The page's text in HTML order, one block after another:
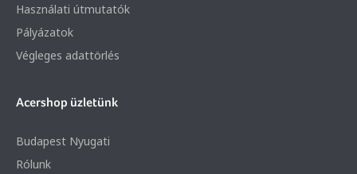
Használati útmutatók
Pályázatok
Végleges adattörlés
Acershop üzletünk
Budapest Nyugati
Rólunk